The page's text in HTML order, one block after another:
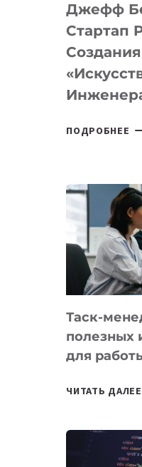
И
Джефф
Стартап
Создания
ПОДРОБНЕЕ
Таск-
полезных
для
ЧИТАТЬ ДАЛЕЕ